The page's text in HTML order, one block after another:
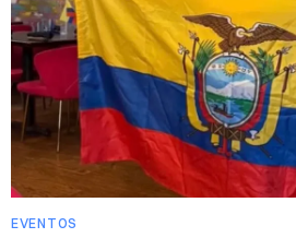
EVENTOS